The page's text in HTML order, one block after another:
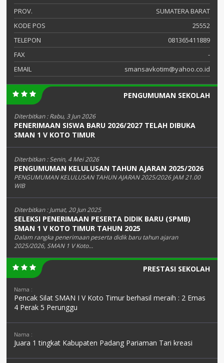
PROV.
SUMATERA BARAT
KODE POS
25552
TELEPON
081365411889
FAX
-
EMAIL
smansavkotim@yahoo.co.id
PENGUMUMAN SEKOLAH
Diterbitkan :Rabu, 3 Jun 2026
PENERIMAAN SISWA BARU 2026/2027 TELAH DIBUKA
SMAN 1 V KOTO TIMUR
Diterbitkan :Senin, 4 Mei 2026
PENGUMUMAN KELULUSAN TAHUN AJARAN 2025/2026
PENGUMUMAN KELULUSAN TAHUN AJARAN 2025/2026 JAM 21.00
WIB
Diterbitkan :Jumat, 20 Jun 2025
SELEKSI PENERIMAAN PESERTA DIDIK BARU (SPMB)
SMAN 1 V KOTO TIMUR TAHUN 2025
Dalam rangka penerimaan peserta didik baru tahun ajaran
2025/2026, SMAN 1 V Koto...
PRESTASI SEKOLAH
Nama :
Pencak Silat SMAN I V Koto Timur berhasil meraih : 2 Emas
4 Perak 5 Perunggu
Nama :
Juara 1 tingkat Kabupaten Padang Pariaman Tari kreasi